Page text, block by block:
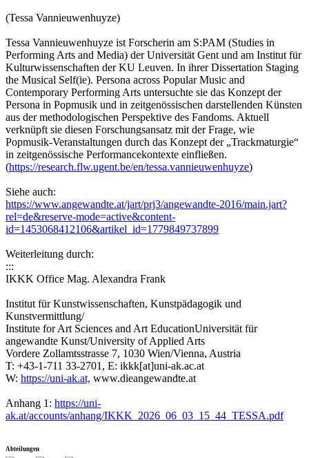
(Tessa Vannieuwenhuyze)
Tessa Vannieuwenhuyze ist Forscherin am S:PAM (Studies in
Performing Arts and Media) der Universität Gent und am Institut für
Kulturwissenschaften der KU Leuven. In ihrer Dissertation Staging
the Musical Self(ie). Persona across Popular Music and
Contemporary Performing Arts untersuchte sie das Konzept der
Persona in Popmusik und in zeitgenössischen darstellenden Künsten
aus der methodologischen Perspektive des Fandoms. Aktuell
verknüpft sie diesen Forschungsansatz mit der Frage, wie
Popmusik-Veranstaltungen durch das Konzept der „Trackmaturgie“
in zeitgenössische Performancekontexte einfließen.
(https://research.flw.ugent.be/en/tessa.vannieuwenhuyze)
Siehe auch:
https://www.angewandte.at/jart/prj3/angewandte-2016/main.jart?
rel=de&reserve-mode=active&content-
id=1453068412106&artikel_id=1779849737899
Weiterleitung durch:
:::
IKKK Office Mag. Alexandra Frank
Institut für Kunstwissenschaften, Kunstpädagogik und
Kunstvermittlung/
Institute for Art Sciences and Art EducationUniversität für
angewandte Kunst/University of Applied Arts
Vordere Zollamtsstrasse 7, 1030 Wien/Vienna, Austria
T: +43-1-711 33-2701, E: ikkk[at]uni-ak.ac.at
W: https://uni-ak.at, www.dieangewandte.at
Anhang 1: https://uni-
ak.at/accounts/anhang/IKKK_2026_06_03_15_44_TESSA.pdf
Abteilungen